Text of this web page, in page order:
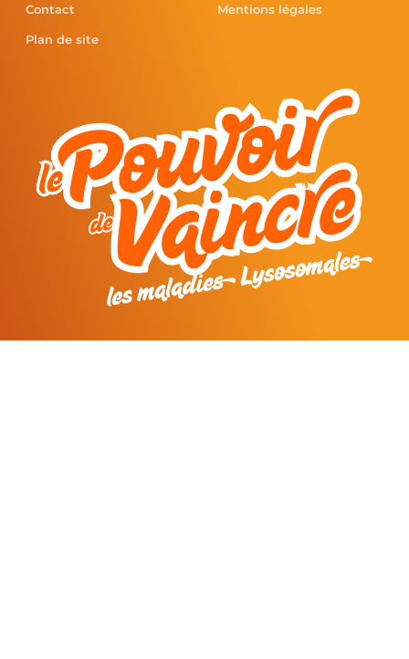
Contact
Plan de site
Mentions légales